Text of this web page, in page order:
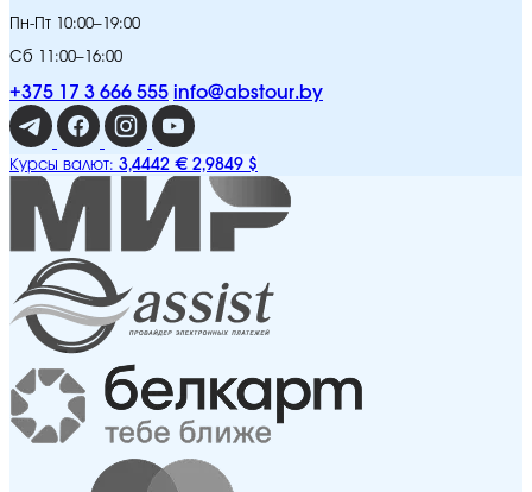
Пн-Пт 10:00–19:00
Сб 11:00–16:00
+375 17 3 666 555 info@abstour.by
Курсы валют: 3,4442 € 2,9849 $